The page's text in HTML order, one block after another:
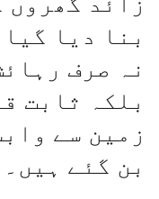
بنا دیا
نہ صرف
بلکہ ثابت
زمین سے
بن گئے ہیں۔